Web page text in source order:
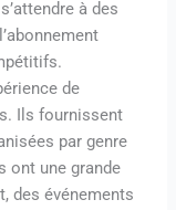
à des
de
Ils fournissent
par genre
ont une grande
des événements